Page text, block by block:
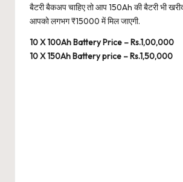
बैटरी बैकअप चाहिए तो आप 150Ah की बैटरी भी
आपको लगभग ₹15000 में मिल जाएगी.
10 X 100Ah Battery Price – Rs.1,00,000
10 X 150Ah Battery price – Rs.1,50,000